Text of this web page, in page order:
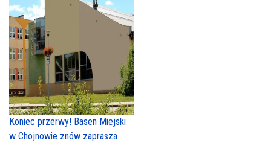
Koniec przerwy! Basen Miejski
w Chojnowie znów zaprasza